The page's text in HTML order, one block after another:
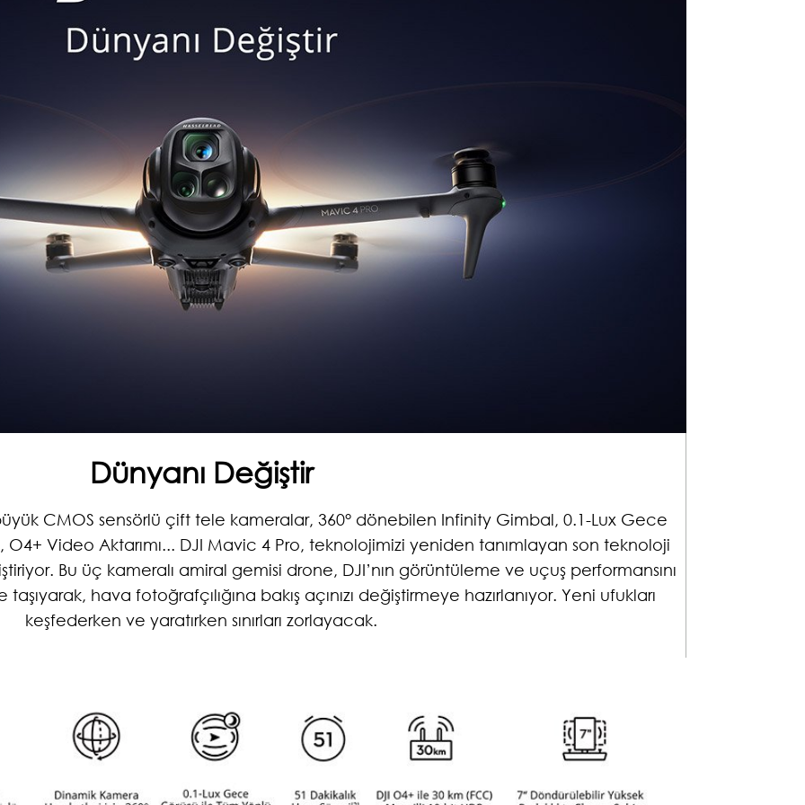
büyük CMOS sensörlü çift tele kameralar, 360° dönebilen Infinity Gimbal, 0.1-Lux Gece
O4+ Video Aktarımı... DJI Mavic 4 Pro, teknolojimizi yeniden tanımlayan son teknoloji
Bu üç kameralı amiral gemisi drone, DJI’nın görüntüleme ve uçuş performansını
taşıyarak, hava fotoğrafçılığına bakış açınızı değiştirmeye hazırlanıyor. Yeni ufukları